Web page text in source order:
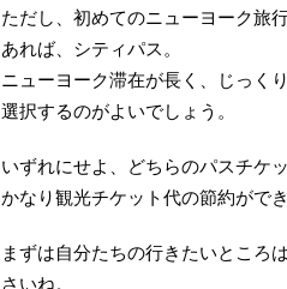
ただし、初めてのニューヨーク旅
あれば、シティパス。
ニューヨーク滞在が長く、じっく
選択するのがよいでしょう。
いずれにせよ、どちらのパスチケ
かなり観光チケット代の節約ができ
まずは自分たちの行きたいところ
さいね。